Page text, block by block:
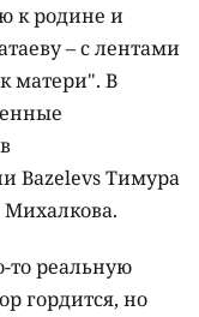
к родине и
– с лентами
матери". В
Bazelevs Тимура
то реальную
гордится, но